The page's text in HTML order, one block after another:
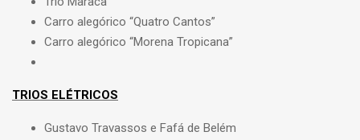
Carro alegórico “Quatro Cantos”
Carro alegórico “Morena Tropicana”
TRIOS ELÉTRICOS
Gustavo Travassos e Fafá de Belém